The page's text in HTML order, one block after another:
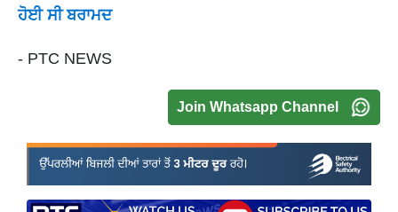
ਹੋਈ ਸੀ ਬਰਾਮਦ
- PTC NEWS
Join Whatsapp Channel